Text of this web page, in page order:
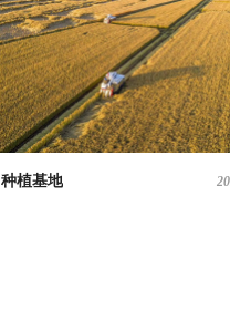
种植基地